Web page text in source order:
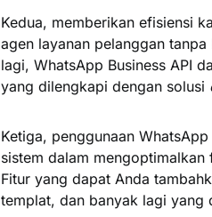
Kedua, memberikan efisiensi
agen layanan pelanggan
lagi, WhatsApp Business API
yang dilengkapi dengan solusi
Ketiga, penggunaan
sistem dalam
Fitur yang dapat Anda
templat, dan banyak lagi yang